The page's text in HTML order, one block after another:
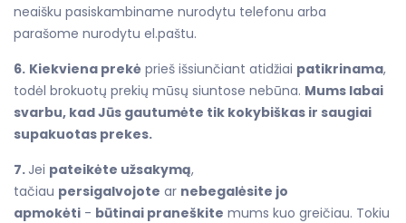
neaišku pasiskambiname nurodytu telefonu arba
parašome nurodytu el.paštu.
6. Kiekviena prekė prieš išsiunčiant atidžiai patikrinama,
todėl brokuotų prekių mūsų siuntose nebūna. Mums labai
svarbu, kad Jūs gautumėte tik kokybiškas ir saugiai
supakuotas prekes.
7. Jei pateikėte užsakymą,
tačiau persigalvojote ar nebegalėsite jo
apmokėti - būtinai praneškite mums kuo greičiau. Tokiu